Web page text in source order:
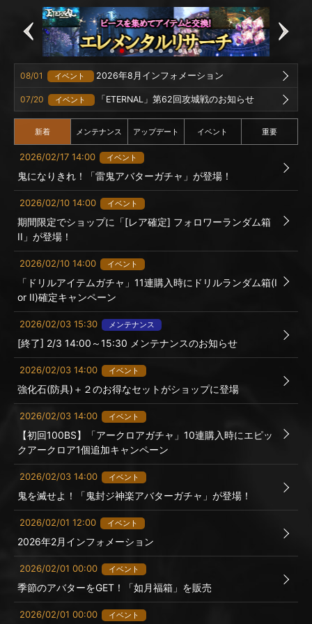
08/01 イベント 2026年8月インフォメーション
07/20 イベント 「ETERNAL」第62回攻城戦のお知らせ
新着 メンテナンス アップデート イベント 重要
2026/02/17 14:00 イベント
鬼になりきれ！「雷鬼アバターガチャ」が登場！
2026/02/10 14:00 イベント
期間限定でショップに「[レア確定] フォロワーランダム箱
II」が登場！
2026/02/10 14:00 イベント
「ドリルアイテムガチャ」11連購入時にドリルランダム箱(I
or II)確定キャンペーン
2026/02/03 15:30 メンテナンス
[終了] 2/3 14:00～15:30 メンテナンスのお知らせ
2026/02/03 14:00 イベント
強化石(防具)＋２のお得なセットがショップに登場
2026/02/03 14:00 イベント
【初回100BS】「アークロアガチャ」10連購入時にエピッ
クアークロア1個追加キャンペーン
2026/02/03 14:00 イベント
鬼を滅せよ！「鬼封ジ神楽アバターガチャ」が登場！
2026/02/01 12:00 イベント
2026年2月インフォメーション
2026/02/01 00:00 イベント
季節のアバターをGET！「如月福箱」を販売
2026/02/01 00:00 イベント